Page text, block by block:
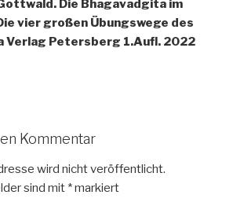
Die Bhagavadgita im
vier großen Übungswege des
Verlag Petersberg 1.Aufl. 2022
Kommentar
wird nicht veröffentlicht.
sind mit *markiert